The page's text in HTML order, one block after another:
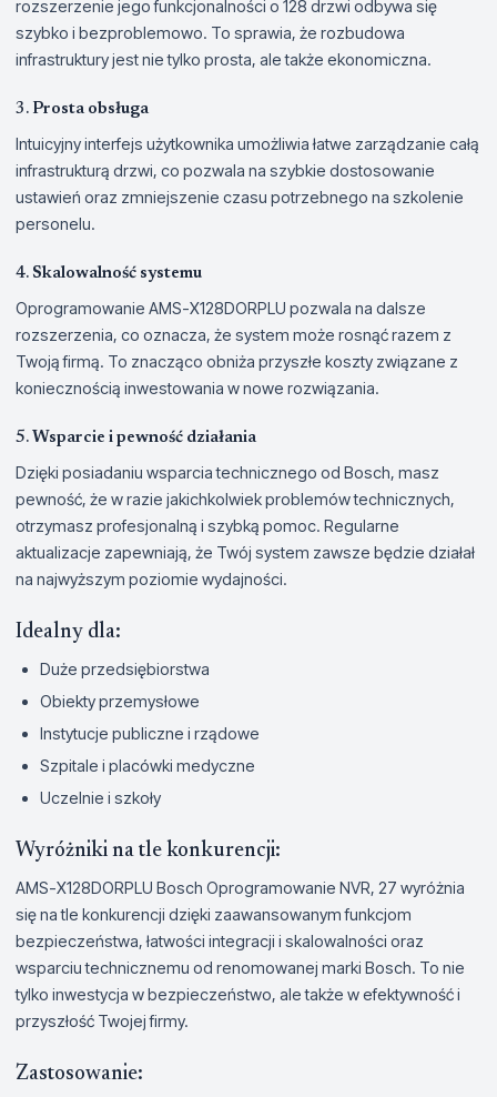
rozszerzenie jego funkcjonalności o 128 drzwi odbywa się
szybko i bezproblemowo. To sprawia, że rozbudowa
infrastruktury jest nie tylko prosta, ale także ekonomiczna.
3. Prosta obsługa
Intuicyjny interfejs użytkownika umożliwia łatwe zarządzanie całą
infrastrukturą drzwi, co pozwala na szybkie dostosowanie
ustawień oraz zmniejszenie czasu potrzebnego na szkolenie
personelu.
4. Skalowalność systemu
Oprogramowanie AMS-X128DORPLU pozwala na dalsze
rozszerzenia, co oznacza, że system może rosnąć razem z
Twoją firmą. To znacząco obniża przyszłe koszty związane z
koniecznością inwestowania w nowe rozwiązania.
5. Wsparcie i pewność działania
Dzięki posiadaniu wsparcia technicznego od Bosch, masz
pewność, że w razie jakichkolwiek problemów technicznych,
otrzymasz profesjonalną i szybką pomoc. Regularne
aktualizacje zapewniają, że Twój system zawsze będzie działał
na najwyższym poziomie wydajności.
Idealny dla:
Duże przedsiębiorstwa
Obiekty przemysłowe
Instytucje publiczne i rządowe
Szpitale i placówki medyczne
Uczelnie i szkoły
Wyróżniki na tle konkurencji:
AMS-X128DORPLU Bosch Oprogramowanie NVR, 27 wyróżnia
się na tle konkurencji dzięki zaawansowanym funkcjom
bezpieczeństwa, łatwości integracji i skalowalności oraz
wsparciu technicznemu od renomowanej marki Bosch. To nie
tylko inwestycja w bezpieczeństwo, ale także w efektywność i
przyszłość Twojej firmy.
Zastosowanie: